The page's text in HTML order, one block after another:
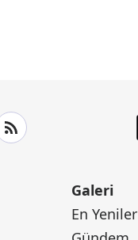
Galeri
En Yeniler